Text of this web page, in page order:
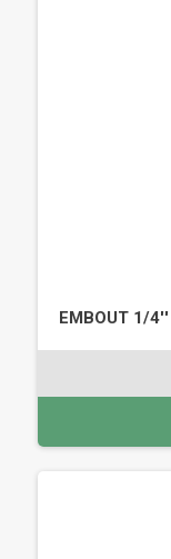
EMBOUT 1/